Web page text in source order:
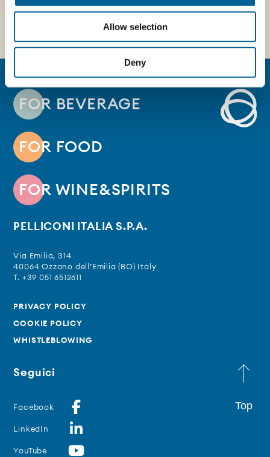
Allow selection
Deny
FOR BEVERAGE
FOR FOOD
FOR WINE&SPIRITS
PELLICONI ITALIA S.P.A.
Via Emilia, 314
40064 Ozzano dell’Emilia (BO) Italy
T. +39 051 6512611
PRIVACY POLICY
COOKIE POLICY
WHISTLEBLOWING
Seguici
Facebook
LinkedIn
YouTube
Top